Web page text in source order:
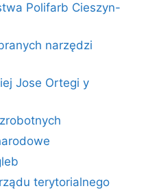
Polifarb Cieszyn-
narzędzi
Jose Ortegi y
terytorialnego